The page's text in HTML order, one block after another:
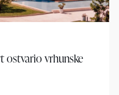
ostvario vrhunske